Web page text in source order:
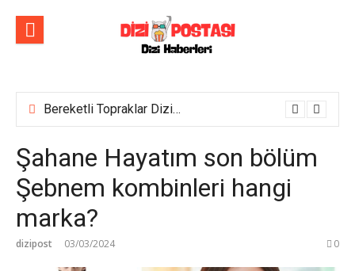
Bereketli Topraklar Dizisinin İlk Tanıtım Fragmanı Yayımlandı! Yeni dizi yakında Show TV’de başlıyor!
Şahane Hayatım son bölüm
Şebnem kombinleri hangi
marka?
dizipost 03/03/2024 0